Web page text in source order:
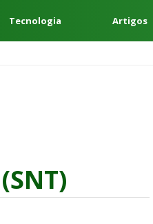
Tecnologia Artigos